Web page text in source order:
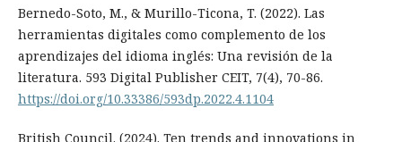
Bernedo-Soto, M., & Murillo-Ticona, T. (2022). Las
herramientas digitales como complemento de los
aprendizajes del idioma inglés: Una revisión de la
literatura. 593 Digital Publisher CEIT, 7(4), 70-86.
https://doi.org/10.33386/593dp.2022.4.1104
British Council. (2024). Ten trends and innovations in